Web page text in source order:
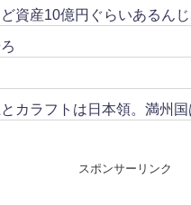
資産10億円ぐらいあるん
カラフトは日本領。満州国
スポンサーリンク